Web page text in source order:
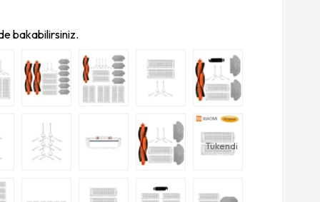
bakabilirsiniz.
Tükendi